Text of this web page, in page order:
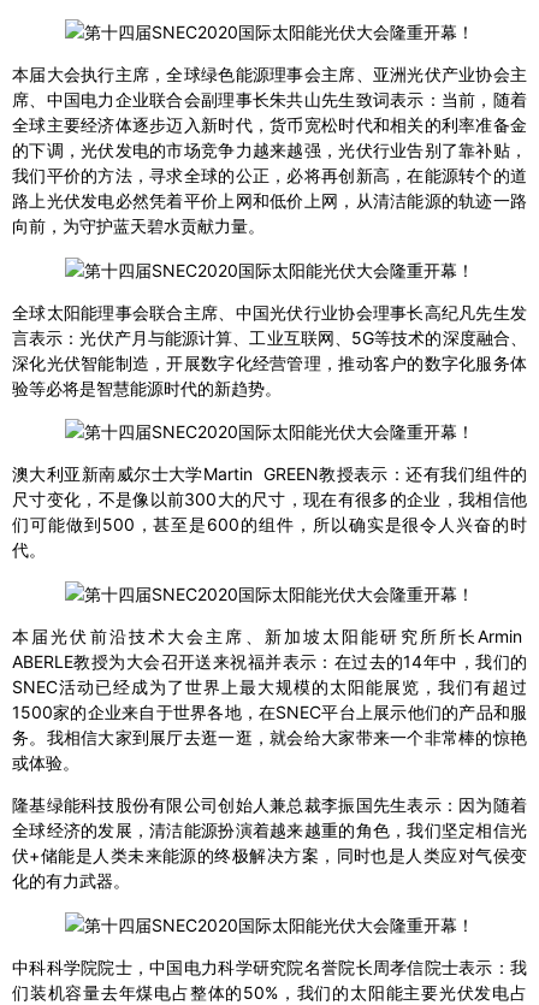
本届大会执行主席，全球绿色能源理事会主席、亚洲光伏产业协会主
席、中国电力企业联合会副理事长朱共山先生致词表示：当前，随着
全球主要经济体逐步迈入新时代，货币宽松时代和相关的利率准备金
的下调，光伏发电的市场竞争力越来越强，光伏行业告别了靠补贴，
我们平价的方法，寻求全球的公正，必将再创新高，在能源转个的道
路上光伏发电必然凭着平价上网和低价上网，从清洁能源的轨迹一路
向前，为守护蓝天碧水贡献力量。
全球太阳能理事会联合主席、中国光伏行业协会理事长高纪凡先生发
言表示：光伏产月与能源计算、工业互联网、5G等技术的深度融合、
深化光伏智能制造，开展数字化经营管理，推动客户的数字化服务体
验等必将是智慧能源时代的新趋势。
澳大利亚新南威尔士大学Martin GREEN教授表示：还有我们组件的
尺寸变化，不是像以前300大的尺寸，现在有很多的企业，我相信他
们可能做到500，甚至是600的组件，所以确实是很令人兴奋的时
代。
本届光伏前沿技术大会主席、新加坡太阳能研究所所长Armin
ABERLE教授为大会召开送来祝福并表示：在过去的14年中，我们的
SNEC活动已经成为了世界上最大规模的太阳能展览，我们有超过
1500家的企业来自于世界各地，在SNEC平台上展示他们的产品和服
务。我相信大家到展厅去逛一逛，就会给大家带来一个非常棒的惊艳
或体验。
隆基绿能科技股份有限公司创始人兼总裁李振国先生表示：因为随着
全球经济的发展，清洁能源扮演着越来越重的角色，我们坚定相信光
伏+储能是人类未来能源的终极解决方案，同时也是人类应对气侯变
化的有力武器。
中科科学院院士，中国电力科学研究院名誉院长周孝信院士表示：我
们装机容量去年煤电占整体的50%，我们的太阳能主要光伏发电占